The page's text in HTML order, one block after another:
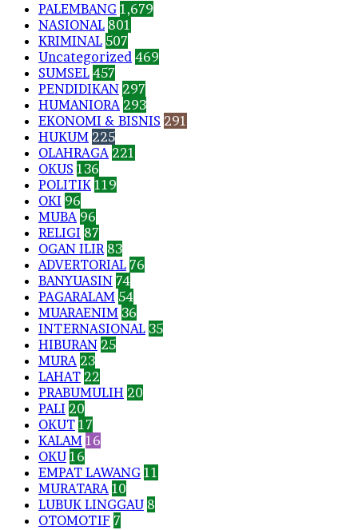
PALEMBANG 1,679
NASIONAL 801
KRIMINAL 507
Uncategorized 469
SUMSEL 457
PENDIDIKAN 297
HUMANIORA 293
EKONOMI & BISNIS 291
HUKUM 225
OLAHRAGA 221
OKUS 136
POLITIK 119
OKI 96
MUBA 96
RELIGI 87
OGAN ILIR 83
ADVERTORIAL 76
BANYUASIN 74
PAGARALAM 54
MUARAENIM 36
INTERNASIONAL 35
HIBURAN 25
MURA 23
LAHAT 22
PRABUMULIH 20
PALI 20
OKUT 17
KALAM 16
OKU 16
EMPAT LAWANG 11
MURATARA 10
LUBUK LINGGAU 8
OTOMOTIF 7